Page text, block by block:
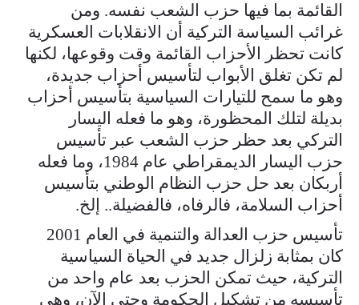
القائمة بما فيها حزب الشعب نفسه. ومن
غرائب السياسة التركية أن الانقلابات العسكرية
كانت تحظر الأحزاب القائمة وقت وقوعها، لكنها
لم تكن تغلق الأبواب لتأسيس أحزاب جديدة،
وهو ما سمح للتيارات السياسية بتأسيس أحزاب
بديلة لتلك المحظورة، وهو ما فعله اليسار
التركي بعد حظر حزب الشعب عبر تأسيس
حزب اليسار الديمقراطي عام 1984، وما فعله
أربكان بعد حل حزب النظام الوطني بتأسيس
أحزاب السلامة، فالرفاه، فالفضيلة.. إلخ.
تأسيس حزب العدالة والتنمية في العام 2001
كان بمثابة زلزال جديد في الحياة السياسية
التركية، حيث تمكن الحزب بعد عام واحد من
تأسيسه من تشكيل الحكومة وحتى الآن، وهي